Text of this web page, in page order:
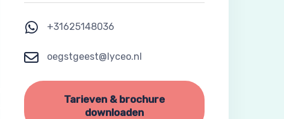
+31625148036
oegstgeest@lyceo.nl
Tarieven & brochure
downloaden